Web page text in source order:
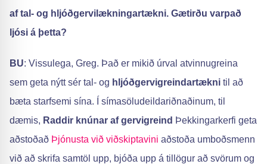
af tal- og hljóðgervilækningartækni. Gætirðu varpað
ljósi á þetta?
BU: Vissulega, Greg. Það er mikið úrval atvinnugreina
sem geta nýtt sér tal- og hljóðgervigreindartækni til að
bæta starfsemi sína. Í símasöludeildariðnaðinum, til
dæmis, Raddir knúnar af gervigreind Þekkingarkerfi geta
aðstoðað Þjónusta við viðskiptavini aðstoða umboðsmenn
við að skrifa samtöl upp, bjóða upp á tillögur að svörum og